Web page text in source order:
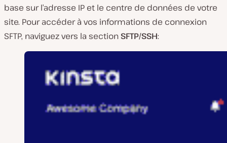
base sur l’adresse IP et le centre de données de votre
site. Pour accéder à vos informations de connexion
SFTP, naviguez vers la section SFTP/SSH: